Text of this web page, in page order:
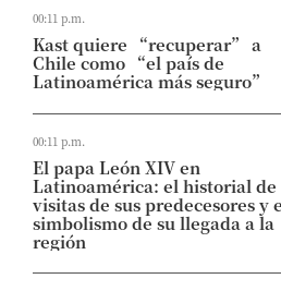
00:11 p.m.
Kast quiere “recuperar” a
Chile como “el país de
Latinoamérica más seguro”
00:11 p.m.
El papa León XIV en
Latinoamérica: el historial de
visitas de sus predecesores y
simbolismo de su llegada a la
región